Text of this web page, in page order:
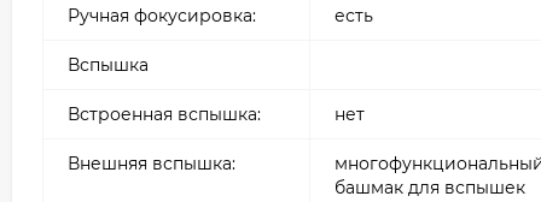
Ручная фокусировка: есть
Вспышка
Встроенная вспышка: нет
Внешняя вспышка:
башмак для вспышек